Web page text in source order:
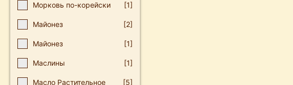
Мοркοвь пο-кοрейски [1]
Майοнез [2]
Майонез [1]
Маслины [1]
Масло Растительное [5]